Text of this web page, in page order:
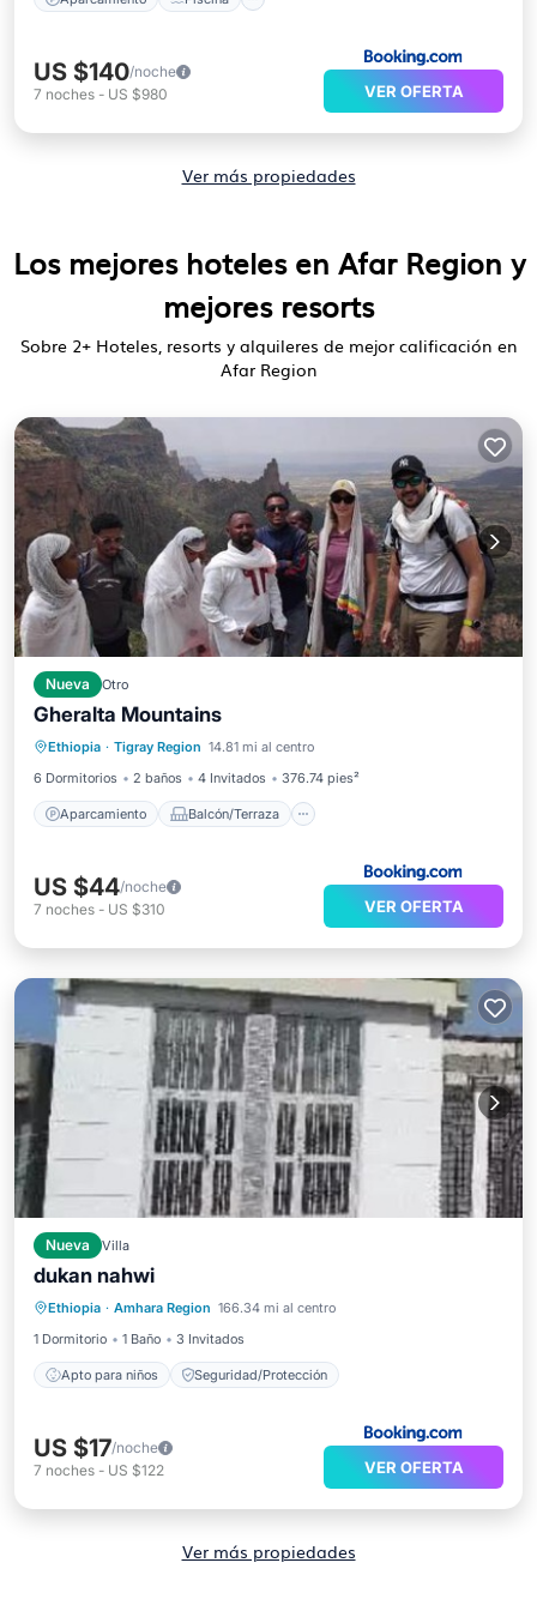
US $140/noche
7 noches - US $980 VER OFERTA
Ver más propiedades
Los mejores hoteles en Afar Region y
mejores resorts
Sobre 2+ Hoteles, resorts y alquileres de mejor calificación en
Afar Region
Nueva Otro
Gheralta Mountains
Ethiopia · Tigray Region 14.81 mi al centro
6 Dormitorios
2 baños 4 Invitados 376.74 pies²
Aparcamiento Balcón/Terraza
Aparcamiento
Vistas
Se admiten mascotas
US $44/noche
7 noches - US $310 VER OFERTA
Nueva Villa
dukan nahwi
Ethiopia · Amhara Region 166.34 mi al centro
1 Dormitorio
1 Baño 3 Invitados
Apto para niños Seguridad/Protección
Apto para niños Seguridad/Protección
US $17/noche
7 noches - US $122 VER OFERTA
Ver más propiedades